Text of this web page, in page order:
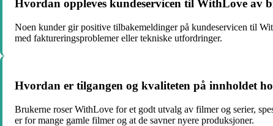
Hvordan oppleves kundeservicen til WithLove av
Noen kunder gir positive tilbakemeldinger på kundeservicen til
med faktureringsproblemer eller tekniske utfordringer.
Hvordan er tilgangen og kvaliteten på innholdet
Brukerne roser WithLove for et godt utvalg av filmer og serier,
er for mange gamle filmer og at de savner nyere produksjoner.